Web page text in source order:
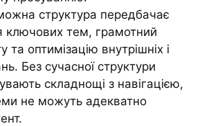
структура передбачає
ключових тем, грамотний
та оптимізацію внутрішніх і
Без сучасної структури
складнощі з навігацією,
не можуть адекватно